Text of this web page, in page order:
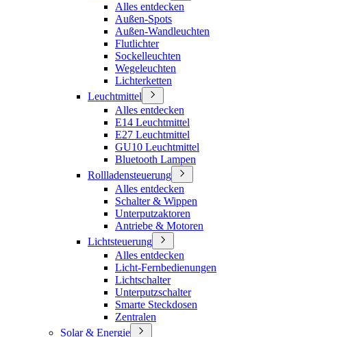
Alles entdecken
Außen-Spots
Außen-Wandleuchten
Flutlichter
Sockelleuchten
Wegeleuchten
Lichterketten
Leuchtmittel
Alles entdecken
E14 Leuchtmittel
E27 Leuchtmittel
GU10 Leuchtmittel
Bluetooth Lampen
Rollladensteuerung
Alles entdecken
Schalter & Wippen
Unterputzaktoren
Antriebe & Motoren
Lichtsteuerung
Alles entdecken
Licht-Fernbedienungen
Lichtschalter
Unterputzschalter
Smarte Steckdosen
Zentralen
Solar & Energie